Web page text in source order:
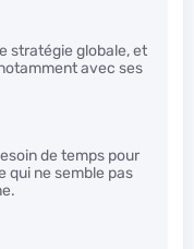
stratégie globale, et
avec ses
de temps pour
qui ne semble pas